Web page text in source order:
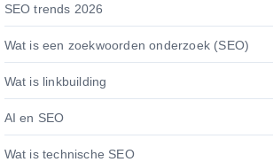
SEO trends 2026
Wat is een zoekwoorden onderzoek (SEO)
Wat is linkbuilding
AI en SEO
Wat is technische SEO